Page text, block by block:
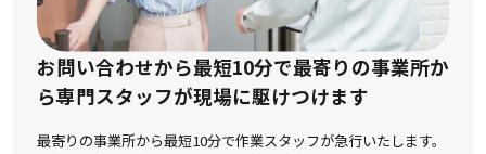
お問い合わせから最短10分で最寄りの事業所か
ら専門スタッフが現場に駆けつけます
最寄りの事業所から最短10分で作業スタッフが急行いたします。